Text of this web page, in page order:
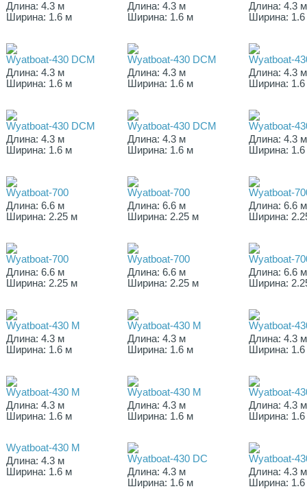
Длина: 4.3 м
Ширина: 1.6 м
Длина: 4.3 м
Ширина: 1.6 м
Длина: 4.3 м
Ширина:
Wyatboat-430 DCМ
Длина: 4.3 м
Ширина: 1.6 м
Wyatboat-430 DCМ
Длина: 4.3 м
Ширина: 1.6 м
Wyatboat-
Длина: 4.3 м
Ширина:
Wyatboat-430 DCМ
Длина: 4.3 м
Ширина: 1.6 м
Wyatboat-430 DCМ
Длина: 4.3 м
Ширина: 1.6 м
Wyatboat-
Длина: 4.3 м
Ширина:
Wyatboat-700
Длина: 6.6 м
Ширина: 2.25 м
Wyatboat-700
Длина: 6.6 м
Ширина: 2.25 м
Wyatboat-
Длина: 6.6 м
Ширина:
Wyatboat-700
Длина: 6.6 м
Ширина: 2.25 м
Wyatboat-700
Длина: 6.6 м
Ширина: 2.25 м
Wyatboat-
Длина: 6.6 м
Ширина:
Wyatboat-430 M
Длина: 4.3 м
Ширина: 1.6 м
Wyatboat-430 M
Длина: 4.3 м
Ширина: 1.6 м
Wyatboat-
Длина: 4.3 м
Ширина:
Wyatboat-430 M
Длина: 4.3 м
Ширина: 1.6 м
Wyatboat-430 M
Длина: 4.3 м
Ширина: 1.6 м
Wyatboat-
Длина: 4.3 м
Ширина:
Wyatboat-430 M
Длина: 4.3 м
Ширина: 1.6 м
Wyatboat-430 DC
Длина: 4.3 м
Ширина: 1.6 м
Wyatboat-
Длина: 4.3 м
Ширина: